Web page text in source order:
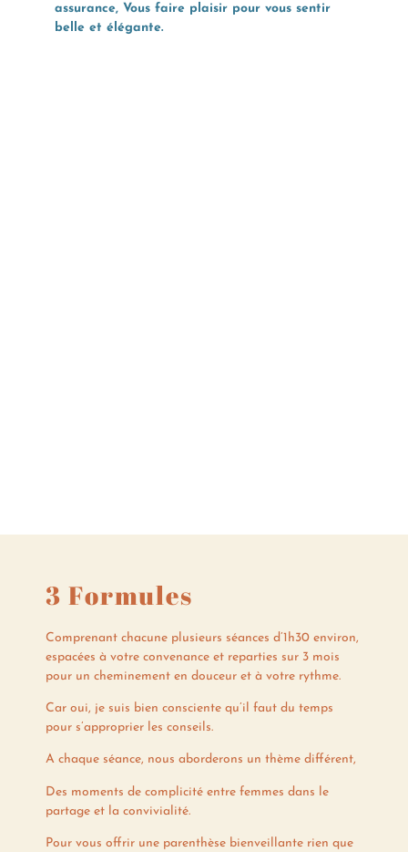
assurance, Vous faire plaisir pour vous sentir
belle et élégante.
3 Formules
Comprenant chacune plusieurs séances d’1h30 environ,
espacées à votre convenance et reparties sur 3 mois
pour un cheminement en douceur et à votre rythme.
Car oui, je suis bien consciente qu’il faut du temps
pour s’approprier les conseils.
A chaque séance, nous aborderons un thème différent,
Des moments de complicité entre femmes dans le
partage et la convivialité.
Pour vous offrir une parenthèse bienveillante rien que